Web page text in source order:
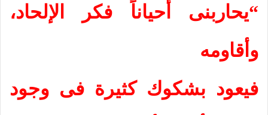
“يحاربنى أحياناً فكر الإلحاد،
وأقاومه
فيعود بشكوك كثيرة فى وجود